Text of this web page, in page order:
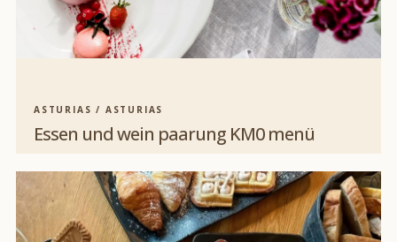
ASTURIAS / ASTURIAS
Essen und wein paarung KM0 menü